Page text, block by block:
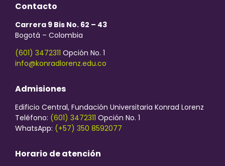
Contacto
Carrera 9 Bis No. 62 – 43
Bogotá – Colombia
(601) 3472311 Opción No. 1
info@konradlorenz.edu.co
Admisiones
Edificio Central, Fundación Universitaria Konrad Lorenz
Teléfono: (601) 3472311 Opción No. 1
WhatsApp: (+57) 350 8592077
Horario de atención